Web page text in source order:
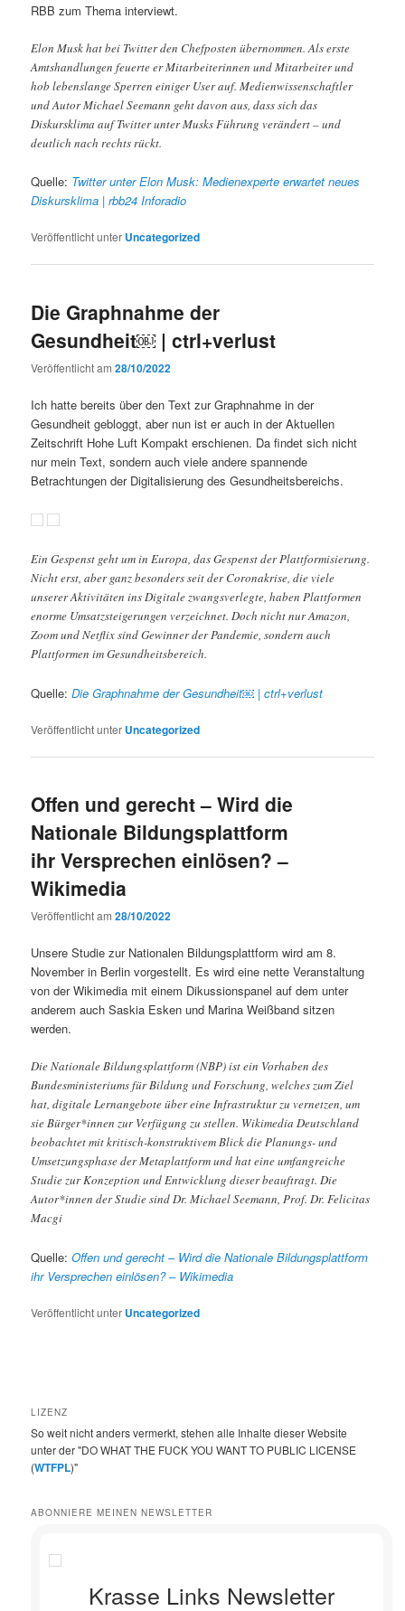
RBB zum Thema interviewt.
Elon Musk hat bei Twitter den Chefposten übernommen. Als erste
Amtshandlungen feuerte er Mitarbeiterinnen und Mitarbeiter und
hob lebenslange Sperren einiger User auf. Medienwissenschaftler
und Autor Michael Seemann geht davon aus, dass sich das
Diskursklima auf Twitter unter Musks Führung verändert – und
deutlich nach rechts rückt.
Quelle: Twitter unter Elon Musk: Medienexperte erwartet neues
Diskursklima | rbb24 Inforadio
Veröffentlicht unter Uncategorized
Die Graphnahme der
Gesundheit￼ | ctrl+verlust
Veröffentlicht am28/10/2022
Ich hatte bereits über den Text zur Graphnahme in der
Gesundheit gebloggt, aber nun ist er auch in der Aktuellen
Zeitschrift Hohe Luft Kompakt erschienen. Da findet sich nicht
nur mein Text, sondern auch viele andere spannende
Betrachtungen der Digitalisierung des Gesundheitsbereichs.
Ein Gespenst geht um in Europa, das Gespenst der Plattformisierung.
Nicht erst, aber ganz besonders seit der Coronakrise, die viele
unserer Aktivitäten ins Digitale zwangsverlegte, haben Plattformen
enorme Umsatzsteigerungen verzeichnet. Doch nicht nur Amazon,
Zoom und Netflix sind Gewinner der Pandemie, sondern auch
Plattformen im Gesundheitsbereich.
Quelle:Die Graphnahme der Gesundheit￼ | ctrl+verlust
Veröffentlicht unter Uncategorized
Offen und gerecht – Wird die
Nationale Bildungsplattform
ihr Versprechen einlösen? –
Wikimedia
Veröffentlicht am28/10/2022
Unsere Studie zur Nationalen Bildungsplattform wird am 8.
November in Berlin vorgestellt. Es wird eine nette Veranstaltung
von der Wikimedia mit einem Dikussionspanel auf dem unter
anderem auch Saskia Esken und Marina Weißband sitzen
werden.
Die Nationale Bildungsplattform (NBP) ist ein Vorhaben des
Bundesministeriums für Bildung und Forschung, welches zum Ziel
hat, digitale Lernangebote über eine Infrastruktur zu vernetzen, um
sie Bürger*innen zur Verfügung zu stellen. Wikimedia Deutschland
beobachtet mit kritisch-konstruktivem Blick die Planungs- und
Umsetzungsphase der Metaplattform und hat eine umfangreiche
Studie zur Konzeption und Entwicklung dieser beauftragt. Die
Autor*innen der Studie sind Dr. Michael Seemann, Prof. Dr. Felicitas
Macgi
Quelle:Offen und gerecht – Wird die Nationale Bildungsplattform
ihr Versprechen einlösen? – Wikimedia
Veröffentlicht unter Uncategorized
LIZENZ
So weit nicht anders vermerkt, stehen alle Inhalte dieser Website
unter der "DO WHAT THE FUCK YOU WANT TO PUBLIC LICENSE
(WTFPL)"
ABONNIERE MEINEN NEWSLETTER
Krasse Links Newsletter